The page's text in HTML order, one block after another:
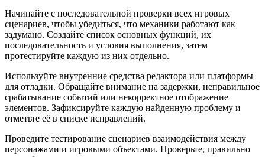
Начинайте с последовательной проверки всех игровых
сценариев, чтобы убедиться, что механики работают как
задумано. Создайте список основных функций, их
последовательность и условия выполнения, затем
протестируйте каждую из них отдельно.
Используйте внутренние средства редактора или платформы
для отладки. Обращайте внимание на задержки, неправильное
срабатывание событий или некорректное отображение
элементов. Зафиксируйте каждую найденную проблему и
отметьте её в списке исправлений.
Проведите тестирование сценариев взаимодействия между
персонажами и игровыми объектами. Проверьте, правильно